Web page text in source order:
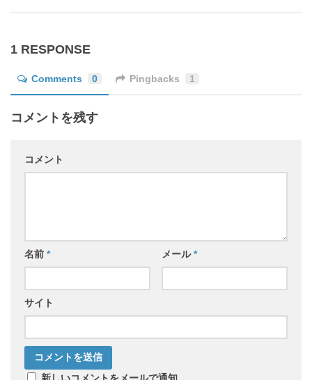
1 RESPONSE
Comments 0 Pingbacks 1
コメントを残す
コメント
名前 * メール*
サイト